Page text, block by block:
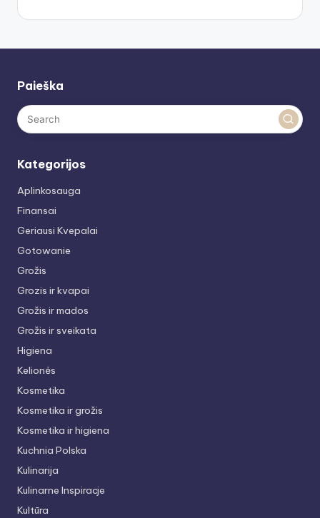
Paieška
Kategorijos
Aplinkosauga
Finansai
Geriausi Kvepalai
Gotowanie
Grožis
Grozis ir kvapai
Grožis ir mados
Grožis ir sveikata
Higiena
Kelionės
Kosmetika
Kosmetika ir grožis
Kosmetika ir higiena
Kuchnia Polska
Kulinarija
Kulinarne Inspiracje
Kultūra